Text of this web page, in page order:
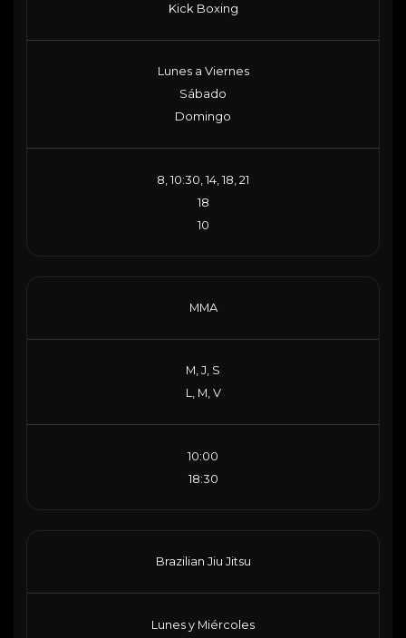
Kick Boxing
Lunes a Viernes
Sábado
Domingo
8, 10:30, 14, 18, 21
18
10
MMA
M, J, S
L, M, V
10:00
18:30
Brazilian Jiu Jitsu
Lunes y Miércoles